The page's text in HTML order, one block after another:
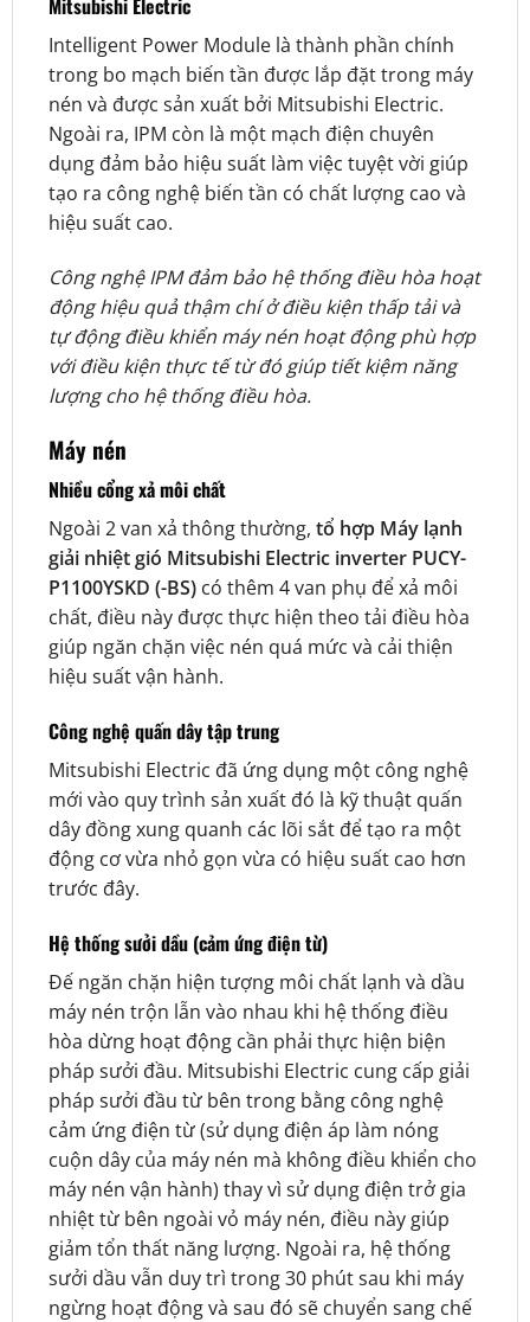
Mitsubishi Electric
Intelligent Power Module là thành phần chính
trong bo mạch biến tần được lắp đặt trong máy
nén và được sản xuất bởi Mitsubishi Electric.
Ngoài ra, IPM còn là một mạch điện chuyên
dụng đảm bảo hiệu suất làm việc tuyệt vời giúp
tạo ra công nghệ biến tần có chất lượng cao và
hiệu suất cao.
Công nghệ IPM đảm bảo hệ thống điều hòa hoạt
động hiệu quả thậm chí ở điều kiện thấp tải và
tự động điều khiển máy nén hoạt động phù hợp
với điều kiện thực tế từ đó giúp tiết kiệm năng
lượng cho hệ thống điều hòa.
Máy nén
Nhiều cổng xả môi chất
Ngoài 2 van xả thông thường, tổ hợp Máy lạnh
giải nhiệt gió Mitsubishi Electric inverter PUCY-
P1100YSKD (-BS) có thêm 4 van phụ để xả môi
chất, điều này được thực hiện theo tải điều hòa
giúp ngăn chặn việc nén quá mức và cải thiện
hiệu suất vận hành.
Công nghệ quấn dây tập trung
Mitsubishi Electric đã ứng dụng một công nghệ
mới vào quy trình sản xuất đó là kỹ thuật quấn
dây đồng xung quanh các lõi sắt để tạo ra một
động cơ vừa nhỏ gọn vừa có hiệu suất cao hơn
trước đây.
Hệ thống sưởi dầu (cảm ứng điện từ)
Đế ngăn chặn hiện tượng môi chất lạnh và dầu
máy nén trộn lẫn vào nhau khi hệ thống điều
hòa dừng hoạt động cần phải thực hiện biện
pháp sưởi đầu. Mitsubishi Electric cung cấp giải
pháp sưởi đầu từ bên trong bằng công nghệ
cảm ứng điện từ (sử dụng điện áp làm nóng
cuộn dây của máy nén mà không điều khiển cho
máy nén vận hành) thay vì sử dụng điện trở gia
nhiệt từ bên ngoài vỏ máy nén, điều này giúp
giảm tổn thất năng lượng. Ngoài ra, hệ thống
sưởi dầu vẫn duy trì trong 30 phút sau khi máy
ngừng hoạt động và sau đó sẽ chuyển sang chế